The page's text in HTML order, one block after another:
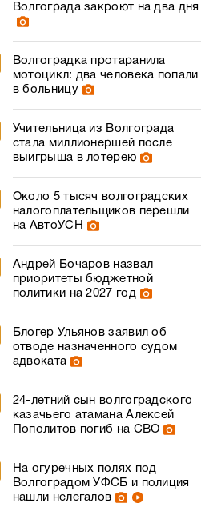
Волгограда закроют на два дня
Волгоградка протаранила
мотоцикл: два человека попали
в больницу
Учительница из Волгограда
стала миллионершей после
выигрыша в лотерею
Около 5 тысяч волгоградских
налогоплательщиков перешли
на АвтоУСН
Андрей Бочаров назвал
приоритеты бюджетной
политики на 2027 год
Блогер Ульянов заявил об
отводе назначенного судом
адвоката
24-летний сын волгоградского
казачьего атамана Алексей
Пополитов погиб на СВО
На огуречных полях под
Волгоградом УФСБ и полиция
нашли нелегалов